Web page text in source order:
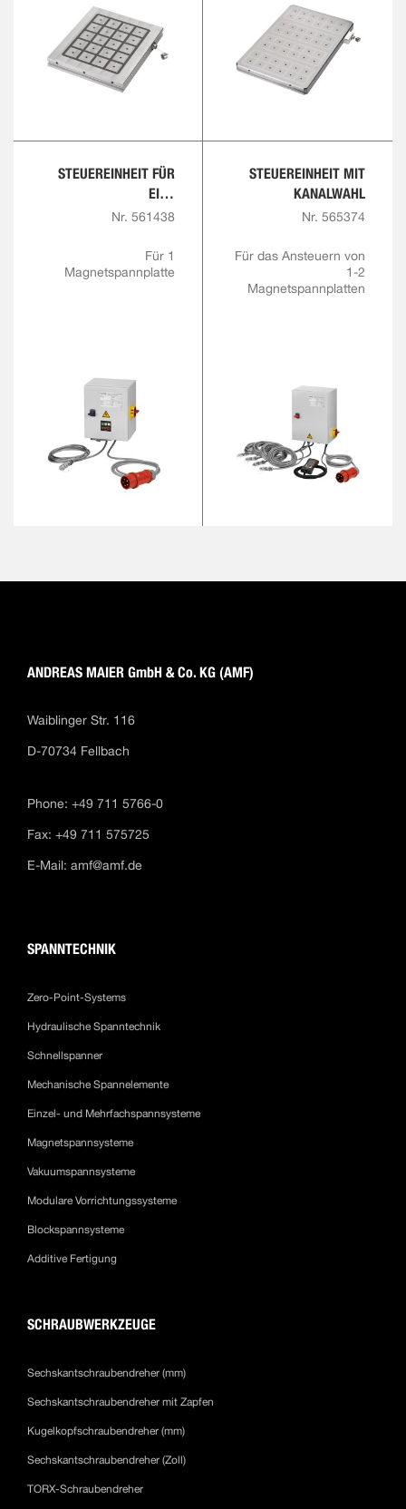
STEUEREINHEIT FÜR
EINE
MAGNETSPANNPLATTE
Nr. 561438
Für 1
Magnetspannplatte
STEUEREINHEIT MIT
KANALWAHL
Nr. 565374
Für das Ansteuern von
1-2
Magnetspannplatten
ANDREAS MAIER GmbH & Co. KG (AMF)
Waiblinger Str. 116
D-70734 Fellbach
Phone: +49 711 5766-0
Fax: +49 711 575725
E-Mail: amf@amf.de
SPANNTECHNIK
Zero-Point-Systems
Hydraulische Spanntechnik
Schnellspanner
Mechanische Spannelemente
Einzel- und Mehrfachspannsysteme
Magnetspannsysteme
Vakuumspannsysteme
Modulare Vorrichtungssysteme
Blockspannsysteme
Additive Fertigung
SCHRAUBWERKZEUGE
Sechskantschraubendreher (mm)
Sechskantschraubendreher mit Zapfen
Kugelkopfschraubendreher (mm)
Sechskantschraubendreher (Zoll)
TORX-Schraubendreher